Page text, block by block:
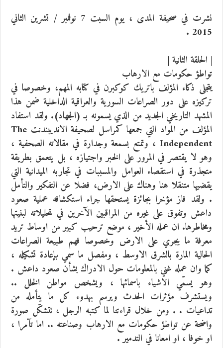
نشرت في صحيفة المدى ، يوم السبت 7 نوفمبر / تشرين الثاني
2015 .
| الحلقة الثانية |
تواطؤ حكومات مع الارهاب
يتجلى ذكاء المؤلف باتريك كوكبرن في كتابه المهم، وخصوصا في
تركيزه على دور الصراعات السورية والعراقية الداخلية ضمن هذا
المشهد التاريخي الجديد من الذي يسمونه بـ (الجهاد). ولقد استفاد
المؤلف من المواد التي جمعها كمراسل لصحيفة الانديبندنت The
Independent ، وتمتع بسمعة وجدارة في مقالاته الصحفية ،
وهو لا يقتصر في المرور على الخبر واجتيازه ، بل يتعمق بطريقة
متجذرة في استقصاء العوامل والمسببات في تجاربه الميدانية التي
يقضيها متنقلا هنا وهناك على الارض، فضلا عن التفكير والتأمل
. ولقد فاز مؤخرا بجائزة يستحقها جراء استكشافه عملية صعود
داعش وتفوق على غيره من المراقبين الآخرين في تحليلاته لبنيتها
ومخاطرها. ان عمله الأخير ، موضع ترحيب كبير من اوساط تريد
معرفة ما يجري على الارض وخصوصا فهم طبيعة الصراعات
الحالية المارة بالشرق الاوسط ، ومفصل ما سمي بإعادة تشكيله ،
كما وان عمله غني بالمعلومات حول الادراك بشأن صعود داعش .
وهو يسمّي الاشياء باسمائها ، ويشخص مواطن الخلل ..
ويستشرف مؤثرات الحدث ويرسم بهدوء كل ما يتأمله من
تداعيات . . ومن خلال قراءتنا لما كتبه الرجل ، تتشكّل صورة
واضحة عن تواطؤ حكومات مع الارهاب وصناعته .. اما تآمرا ،
او خوفا ، او امعانا في التدمير .